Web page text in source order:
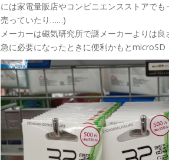
には家電量販店やコンビニエンスストアで
売っていたり……)
メーカーは磁気研究所で謎メーカーよりは
急に必要になったときに便利かもとmicroSD